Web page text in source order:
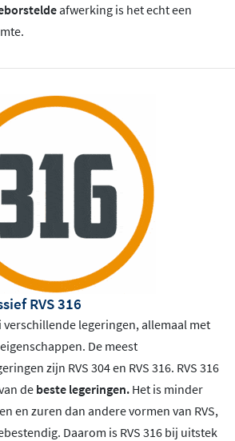
afwerking is het echt een
RVS 316
verschillende legeringen, allemaal met
De meest
zijn RVS 304 en RVS 316. RVS 316
de beste legeringen. Het is minder
en zuren dan andere vormen van RVS,
Daarom is RVS 316 bij uitstek